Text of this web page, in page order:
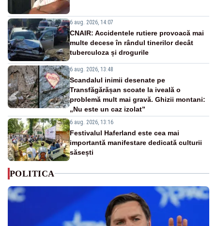
6 aug. 2026, 14:07
CNAIR: Accidentele rutiere provoacă mai
multe decese în rândul tinerilor decât
tuberculoza și drogurile
6 aug. 2026, 13:48
Scandalul inimii desenate pe
Transfăgărășan scoate la iveală o
problemă mult mai gravă. Ghizii montani:
„Nu este un caz izolat”
6 aug. 2026, 13:16
Festivalul Haferland este cea mai
importantă manifestare dedicată culturii
săsești
POLITICA